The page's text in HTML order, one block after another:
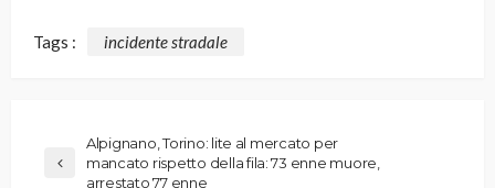
Tags : incidente stradale
Alpignano, Torino: lite al mercato per
mancato rispetto della fila: 73 enne muore,
arrestato 77 enne